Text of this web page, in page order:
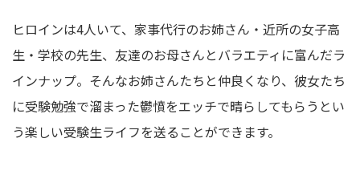
ヒロインは4人いて、家事代行のお姉さん・近所の女子高
生・学校の先生、友達のお母さんとバラエティに富んだラ
インナップ。そんなお姉さんたちと仲良くなり、彼女たち
に受験勉強で溜まった鬱憤をエッチで晴らしてもらうとい
う楽しい受験生ライフを送ることができます。